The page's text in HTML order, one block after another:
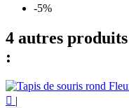
-5%
4 autres
:
 |